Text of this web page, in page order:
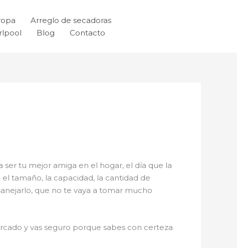
Arreglo de secadoras
Blog Contacto
ser tu mejor amiga en el hogar, el día que la
tamaño, la capacidad, la cantidad de
que no te vaya a tomar mucho
y vas seguro porque sabes con certeza